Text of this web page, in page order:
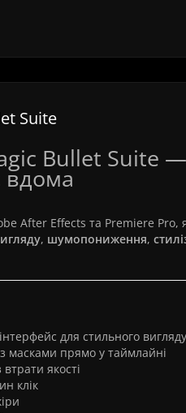
Suite
Bullet Suite —
вдома
After Effects та Premiere Pro,
, шумопониження,
для стильного вигляду
масками прямо у таймлайні
якості
клік